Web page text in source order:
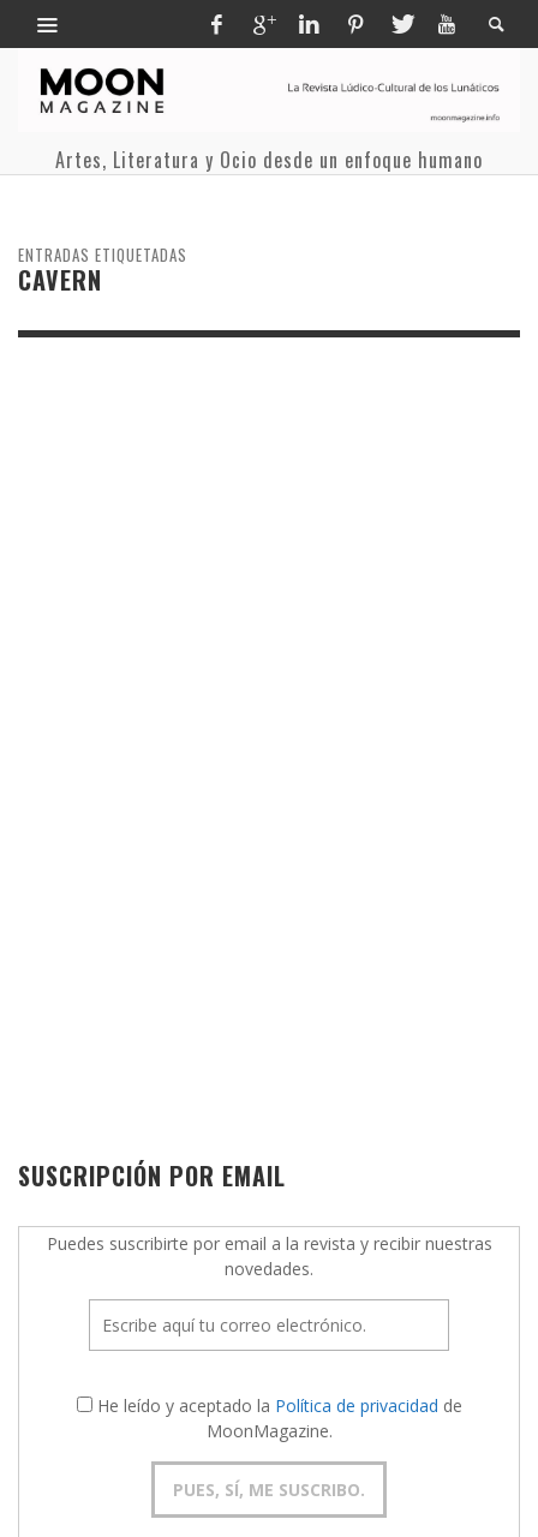
Artes, Literatura y Ocio desde un enfoque humano
ENTRADAS ETIQUETADAS
CAVERN
SUSCRIPCIÓN POR EMAIL
Puedes suscribirte por email a la revista y recibir nuestras
novedades.
He leído y aceptado la Política de privacidad de
MoonMagazine.